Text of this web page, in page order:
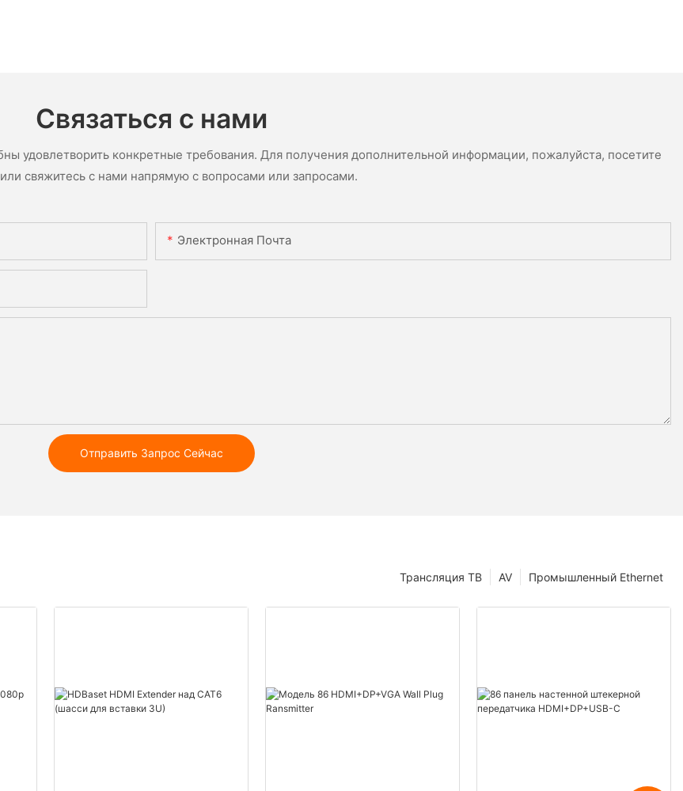
Связаться с нами
удовлетворить конкретные требования. Для получения дополнительной информации, пожалуйста, посетите
свяжитесь с нами напрямую с вопросами или запросами.
Электронная Почта
Отправить Запрос Сейчас
Промышленный Ethernet
AV
Трансляция ТВ